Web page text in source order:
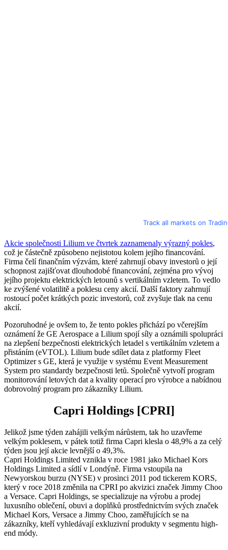
Track all markets on
Akcie společnosti Lilium ve čtvrtek zaznamenaly výrazný pokles,
což je částečně způsobeno nejistotou kolem jejího financování.
Firma čelí finančním výzvám, které zahrnují obavy investorů o její
schopnost zajišťovat dlouhodobé financování, zejména pro vývoj
jejího projektu elektrických letounů s vertikálním vzletem. To vedlo
ke zvýšené volatilitě a poklesu ceny akcií. Další faktory zahrnují
rostoucí počet krátkých pozic investorů, což zvyšuje tlak na cenu
akcií​.
Pozoruhodné je ovšem to, že tento pokles přichází po včerejším
oznámení že GE Aerospace a Lilium spojí síly a oznámili spolupráci
na zlepšení bezpečnosti elektrických letadel s vertikálním vzletem a
přistáním (eVTOL). Lilium bude sdílet data z platformy Fleet
Optimizer s GE, která je využije v systému Event Measurement
System pro standardy bezpečnosti letů. Společně vytvoří program
monitorování letových dat a kvality operací pro výrobce a nabídnou
dobrovolný program pro zákazníky Lilium.
Capri Holdings [CPRI]
Jelikož jsme týden zahájili velkým nárůstem, tak ho uzavřeme
velkým poklesem, v pátek totiž firma Capri klesla o 48,9% a za celý
týden jsou její akcie levnější o 49,3%.
Capri Holdings Limited vznikla v roce 1981 jako Michael Kors
Holdings Limited a sídlí v Londýně. Firma vstoupila na
Newyorskou burzu (NYSE) v prosinci 2011 pod tickerem KORS,
který v roce 2018 změnila na CPRI po akvizici značek Jimmy Choo
a Versace. Capri Holdings, se specializuje na výrobu a prodej
luxusního oblečení, obuvi a doplňků prostřednictvím svých značek
Michael Kors, Versace a Jimmy Choo, zaměřujících se na
zákazníky, kteří vyhledávají exkluzivní produkty v segmentu high-
end módy.